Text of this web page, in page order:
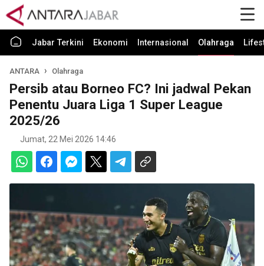
Jabar Terkini Ekonomi Internasional Olahraga
ANTARA Olahraga
Persib atau Borneo FC? Ini jadwal Pekan
Penentu Juara Liga 1 Super League
2025/26
Jumat, 22 Mei 2026 14:46